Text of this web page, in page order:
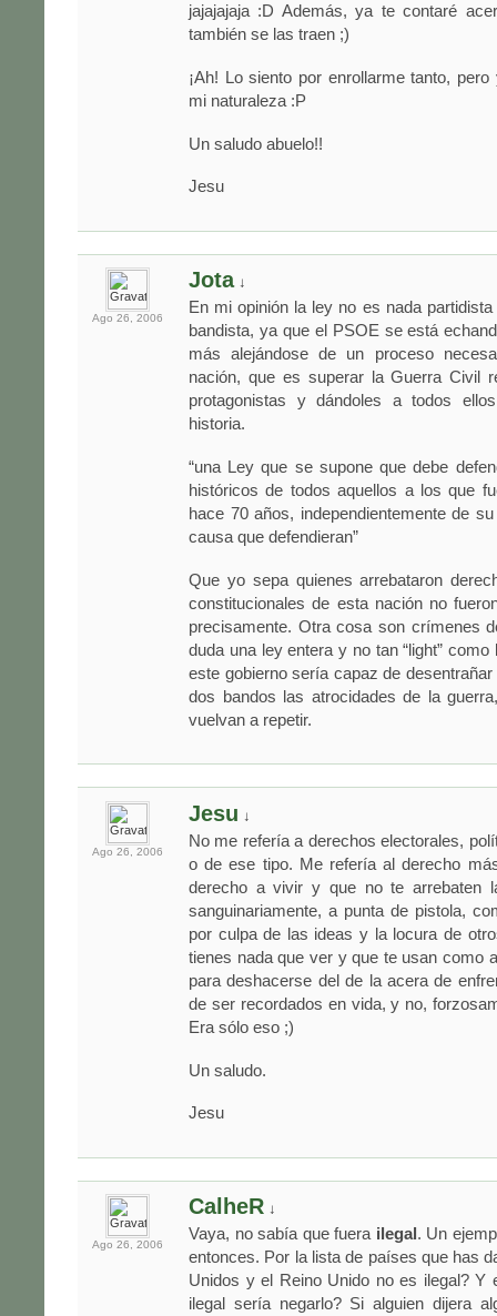
jajajajaja :D Además, ya te contaré
también se las traen ;)
¡Ah! Lo siento por enrollarme tanto,
mi naturaleza :P
Un saludo abuelo!!
Jesu
Ago 26, 2006
Jota↓
En mi opinión la ley no es nada
bandista, ya que el PSOE se está
más alejándose de un proceso
nación, que es superar la Guerra Civil
protagonistas y dándoles a todos
historia.
“una Ley que se supone que debe
históricos de todos aquellos a los que
hace 70 años, independientemente de
causa que defendieran”
Que yo sepa quienes arrebataron
constitucionales de esta nación no
precisamente. Otra cosa son crímenes
duda una ley entera y no tan “light”
este gobierno sería capaz de
dos bandos las atrocidades de la
vuelvan a repetir.
Ago 26, 2006
Jesu ↓
No me refería a derechos electorales,
o de ese tipo. Me refería al derecho
derecho a vivir y que no te arrebaten
sanguinariamente, a punta de pistola,
por culpa de las ideas y la locura de
tienes nada que ver y que te usan como
para deshacerse del de la acera de
de ser recordados en vida, y no,
Era sólo eso ;)
Un saludo.
Jesu
Ago 26, 2006
CalheR ↓
Vaya, no sabía que fuera ilegal. Un
entonces. Por la lista de países que has
Unidos y el Reino Unido no es ilegal? Y
ilegal sería negarlo? Si alguien dijera